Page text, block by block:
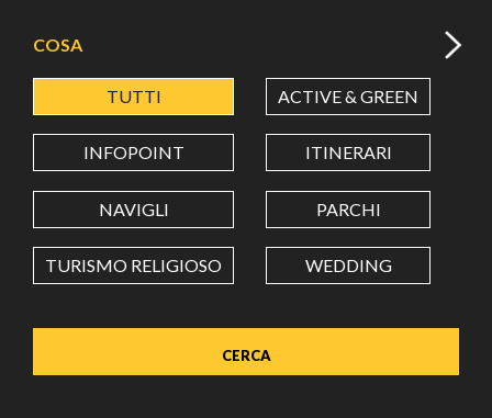
LATITUDINE
LONGITUDINE
Value in decimal degrees. Use dot (.) as decimal separator.
COSA
TUTTI ACTIVE & GREEN
INFOPOINT ITINERARI
NAVIGLI PARCHI
TURISMO RELIGIOSO WEDDING